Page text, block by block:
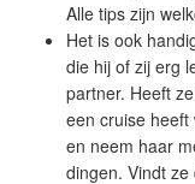
Alle tips zijn
Het is ook
die hij of zij erg
partner. Heeft
een cruise heeft
en neem haar
dingen. Vindt